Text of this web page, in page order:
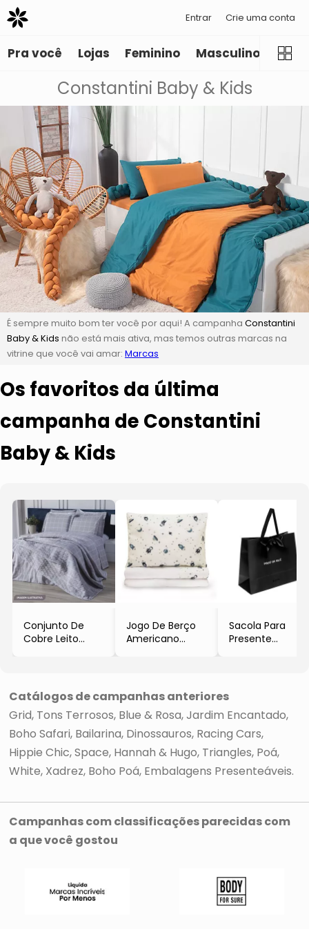
Entrar Crie uma conta
Pra você Lojas Feminino Masculino
Constantini Baby & Kids
É sempre muito bom ter você por aqui! A campanha Constantini
Baby & Kids não está mais ativa, mas temos outras marcas na
vitrine que você vai amar: Marcas
Os favoritos da última
campanha de Constantini
Baby & Kids
Conjunto De
Cobre Leito
- 2Pçs
- 160 Fios
- Mariana
Enxovais
Jogo De Berço
Americano
- 150 Fios
- Constantini
Baby & Kids
Sacola Para
Presente
Catálogos de campanhas anteriores
Grid Tons Terrosos Blue & Rosa Jardim Encantado
Boho Safari Bailarina Dinossauros Racing Cars
Hippie Chic Space Hannah & Hugo Triangles Poá
White Xadrez Boho Poá Embalagens Presenteáveis
Campanhas com classificações parecidas com
a que você gostou